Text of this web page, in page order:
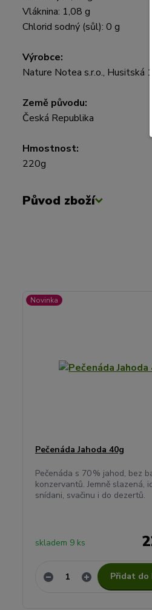
Vláknina: 1,08 g
Chlorid sodný (sůl): 0 g
Výrobce:
Nature Notea s.r.o., Husitská
Země původu:
Česká Republika
Hmostnost:
220g
Původ zboží
Novinka
Pečenáda Jahoda 40g
Pečenáda s 70 % jahod, bez
konzervantů. Jemně slazená,
snídani, svačinu i do dezertů.
skladem 9 ks
Přidat do